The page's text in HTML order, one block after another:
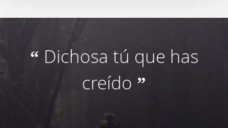
“ Dichosa tú que has
creído ”